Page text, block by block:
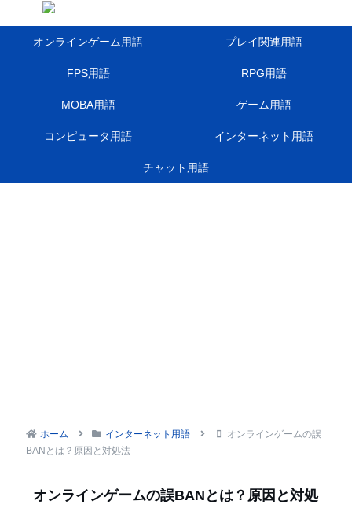
オンラインゲーム用語 プレイ関連用語
FPS用語 RPG用語
MOBA用語 ゲーム用語
コンピュータ用語 インターネット用語
チャット用語
ホーム インターネット用語
オンラインゲームの誤
BANとは？原因と対処法
オンラインゲームの誤BANとは？原因と対処